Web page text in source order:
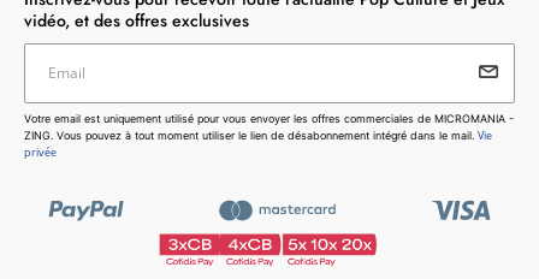
vidéo, et des offres exclusives
Votre email est uniquement utilisé pour vous envoyer les
offres commerciales de MICROMANIA - ZING. Vous pouvez
à tout moment utiliser le lien de désabonnement intégré dans
Email
Votre email est uniquement utilisé pour vous envoyer les offres commerciales de MICROMANIA -
ZING. Vous pouvez à tout moment utiliser le lien de désabonnement intégré dans le mail. Vie
privée